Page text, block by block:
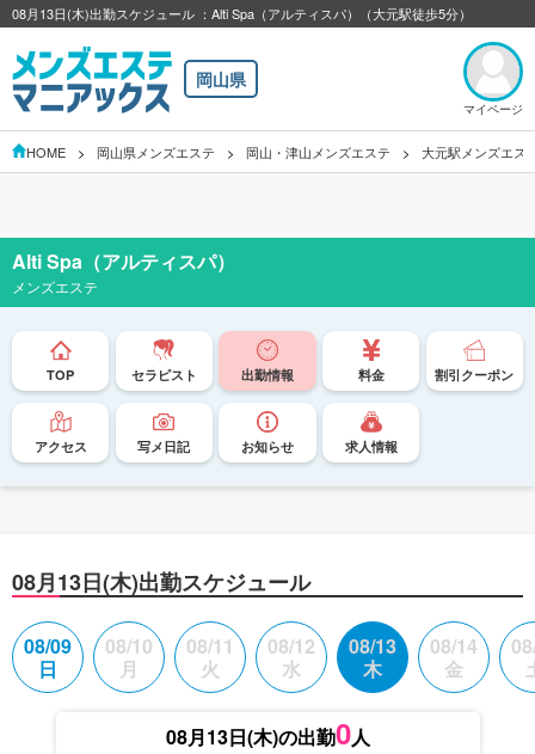
08月13日(木)出勤スケジュール ：Alti Spa（アルティスパ）（大元駅徒歩5分）
岡山県
マイページ
HOME 岡山県メンズエステ 岡山・津山メンズエステ 大元駅メンズエス
Alti Spa（アルティスパ）
メンズエステ
TOP セラピスト 出勤情報 料金 割引クーポン
アクセス 写メ日記 お知らせ 求人情報
08月13日(木)出勤スケジュール
08/09
日
08/10
月
08/11
火
08/12
水
08/13
木
08/14
金
08月13日(木)の出勤0人